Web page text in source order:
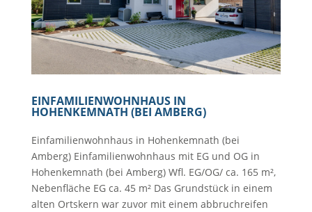
EINFAMILIENWOHNHAUS IN
HOHENKEMNATH (BEI AMBERG)
Einfamilienwohnhaus in Hohenkemnath (bei
Amberg) Einfamilienwohnhaus mit EG und OG in
Hohenkemnath (bei Amberg) Wfl. EG/OG/ ca. 165 m²,
Nebenfläche EG ca. 45 m² Das Grundstück in einem
alten Ortskern war zuvor mit einem abbruchreifen